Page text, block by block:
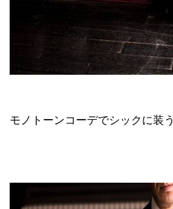
モノトーンコーデでシックに装う